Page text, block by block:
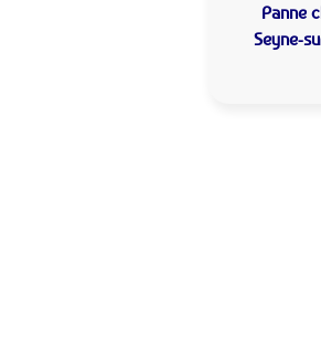
Panne
Seyne-